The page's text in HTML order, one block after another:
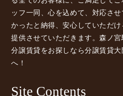
ッフ一同、心を込めて、対応さ
かったと納得、安心していただ
提供させていただきます。森ノ
分譲賃貸をお探しなら分譲賃貸大
へ！
Site Contents